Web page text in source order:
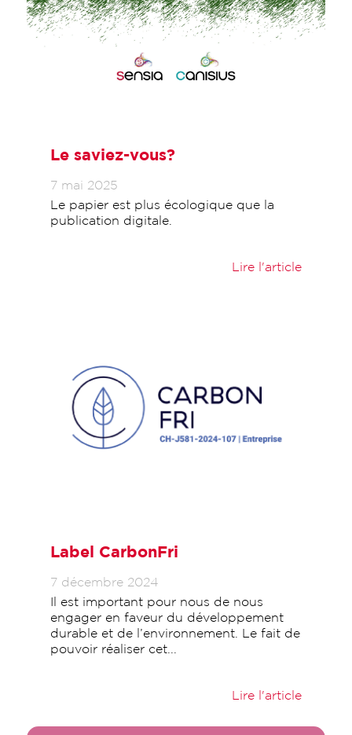
Le saviez-vous?
7 mai 2025
Le papier est plus écologique que la
publication digitale.
Lire l'article
Label CarbonFri
7 décembre 2024
Il est important pour nous de nous
engager en faveur du développement
durable et de l’environnement. Le fait de
pouvoir réaliser cet...
Lire l'article